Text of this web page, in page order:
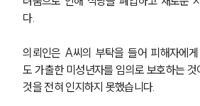
다.
의뢰인은 A씨의 부탁을 들어 피해자에
도 가출한 미성년자를 임의로 보호하는
것을 전혀 인지하지 못했습니다.